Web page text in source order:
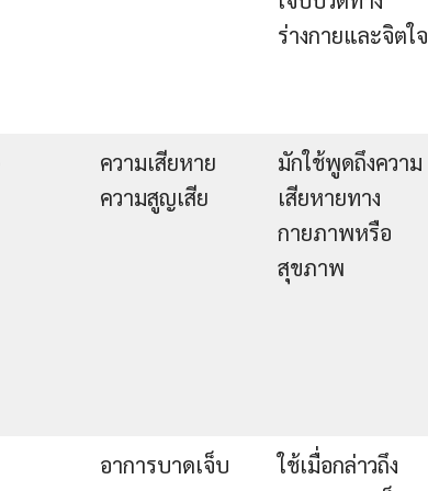
ร่างกายและจิตใจ
ความเสียหาย
ความสูญเสีย
มักใช้พูดถึงความ
เสียหายทาง
กายภาพหรือ
สุขภาพ
อาการบาดเจ็บ
ใช้เมื่อกล่าวถึง